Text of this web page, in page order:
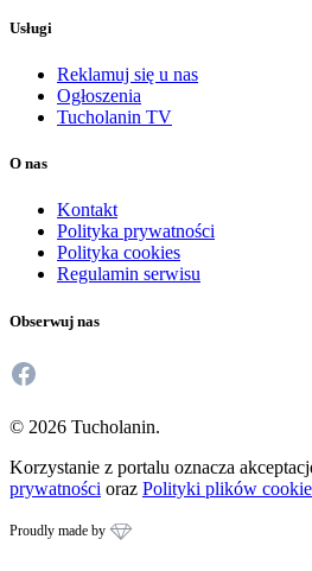
Usługi
Reklamuj się u nas
Ogłoszenia
Tucholanin TV
O nas
Kontakt
Polityka prywatności
Polityka cookies
Regulamin serwisu
Obserwuj nas
Facebook
© 2026 Tucholanin.
Korzystanie z portalu oznacza
prywatności oraz Polityki plików
Proudly made by